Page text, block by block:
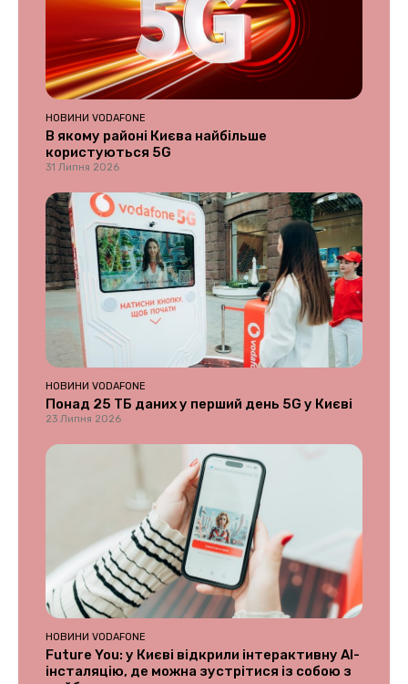
НОВИНИ VODAFONE
В якому районі Києва найбільше
користуються 5G
31 Липня 2026
НОВИНИ VODAFONE
Понад 25 ТБ даних у перший день 5G у Києві
23 Липня 2026
НОВИНИ VODAFONE
Future You: у Києві відкрили інтерактивну AI-
інсталяцію, де можна зустрітися із собою з